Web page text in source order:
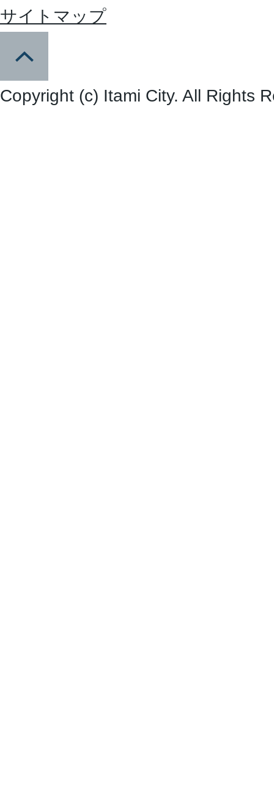
サイトマップ
Copyright (c) Itami City. All Rights